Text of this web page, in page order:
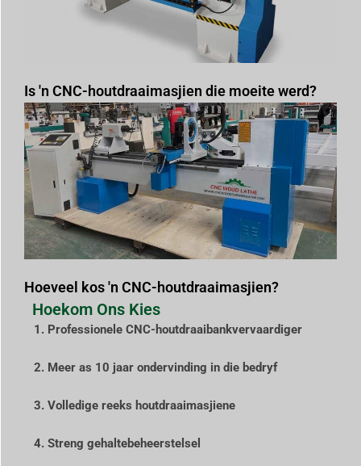
Is 'n CNC-houtdraaimasjien die moeite werd?
Hoeveel kos 'n CNC-houtdraaimasjien?
Hoekom Ons Kies
1. Professionele CNC-houtdraaibankvervaardiger
2. Meer as 10 jaar ondervinding in die bedryf
3. Volledige reeks houtdraaimasjiene
4. Streng gehaltebeheerstelsel